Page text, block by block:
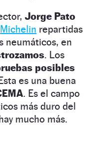
Jorge Pato
Michelin repartidas
neumáticos, en
. Los
posibles
es una buena
. Es el campo
más duro del
mucho más.